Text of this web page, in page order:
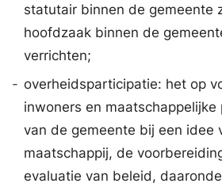
statutair binnen de gemeente
hoofdzaak binnen de
verrichten;
- overheidsparticipatie: het op
inwoners en
van de gemeente bij een idee
maatschappij, de
evaluatie van beleid,